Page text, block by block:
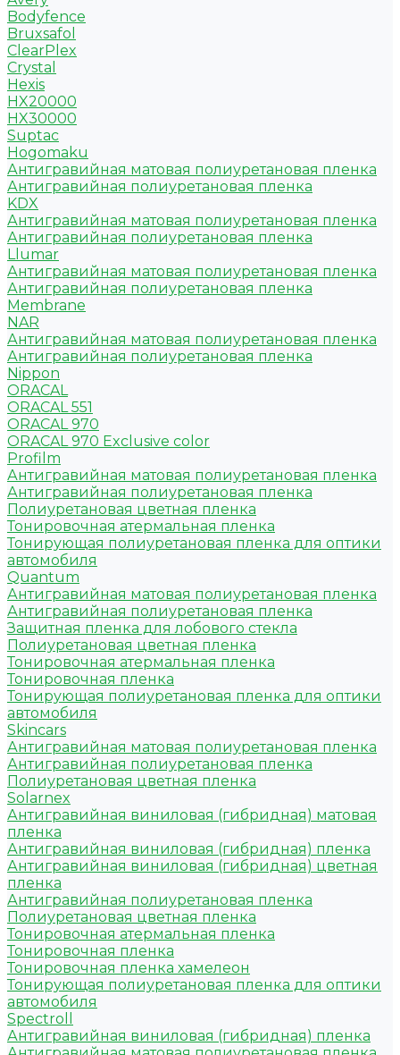
Bodyfence
Bruxsafol
ClearPlex
Crystal
Hexis
HX20000
HX30000
Suptac
Hogomaku
Антигравийная матовая полиуретановая пленка
Антигравийная полиуретановая пленка
KDX
Антигравийная матовая полиуретановая пленка
Антигравийная полиуретановая пленка
Llumar
Антигравийная матовая полиуретановая пленка
Антигравийная полиуретановая пленка
Membrane
NAR
Антигравийная матовая полиуретановая пленка
Антигравийная полиуретановая пленка
Nippon
ORACAL
ORACAL 551
ORACAL 970
ORACAL 970 Exclusive color
Profilm
Антигравийная матовая полиуретановая пленка
Антигравийная полиуретановая пленка
Полиуретановая цветная пленка
Тонировочная атермальная пленка
Тонирующая полиуретановая пленка для оптики
автомобиля
Quantum
Антигравийная матовая полиуретановая пленка
Антигравийная полиуретановая пленка
Защитная пленка для лобового стекла
Полиуретановая цветная пленка
Тонировочная атермальная пленка
Тонировочная пленка
Тонирующая полиуретановая пленка для оптики
автомобиля
Skincars
Антигравийная матовая полиуретановая пленка
Антигравийная полиуретановая пленка
Полиуретановая цветная пленка
Solarnex
Антигравийная виниловая (гибридная) матовая
пленка
Антигравийная виниловая (гибридная) пленка
Антигравийная виниловая (гибридная) цветная
пленка
Антигравийная полиуретановая пленка
Полиуретановая цветная пленка
Тонировочная атермальная пленка
Тонировочная пленка
Тонировочная пленка хамелеон
Тонирующая полиуретановая пленка для оптики
автомобиля
Spectroll
Антигравийная виниловая (гибридная) пленка